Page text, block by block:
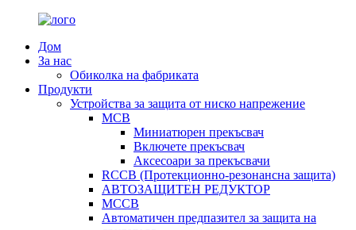
Дом
За нас
Обиколка на фабриката
Продукти
Устройства за защита от ниско напрежение
MCB
Миниатюрен прекъсвач
Включете прекъсвач
Аксесоари за прекъсвачи
RCCB (Протекционно-резонансна защита)
АВТОЗАЩИТЕН РЕДУКТОР
MCCB
Автоматичен предпазител за защита на